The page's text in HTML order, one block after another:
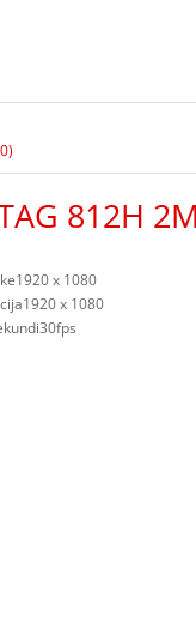
812H
x 1080
x 1080